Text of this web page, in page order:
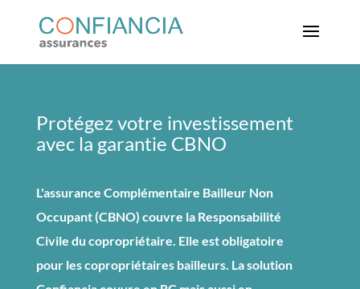
Protégez votre investissement
avec la garantie CBNO
L'assurance Complémentaire Bailleur Non
Occupant (CBNO) couvre la Responsabilité
Civile du copropriétaire. Elle est obligatoire
pour les copropriétaires bailleurs. La solution